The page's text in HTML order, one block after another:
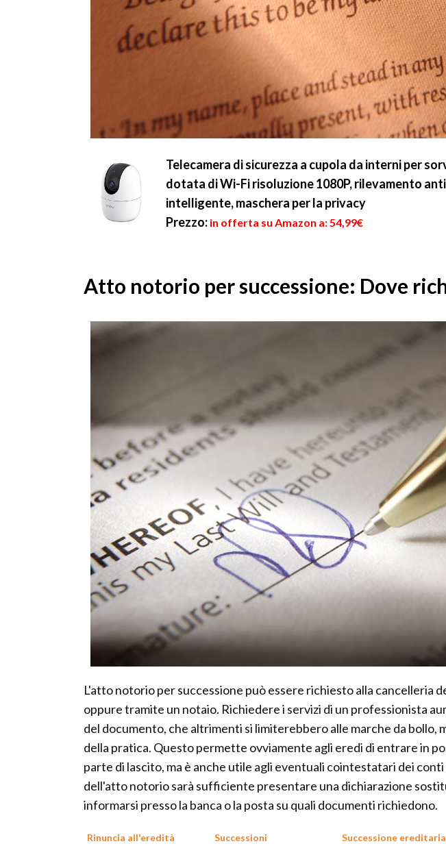
Telecamera di sicurezza a cupola da interni per
dotata di Wi-Fi risoluzione 1080P, rilevamento
intelligente, maschera per la privacy
Prezzo: in offerta su Amazon a: 54,99€
Atto notorio per successione: Dove
L'atto notorio per successione può essere richiesto alla cancelleria
oppure tramite un notaio. Richiedere i servizi di un professionista
del documento, che altrimenti si limiterebbero alle marche da bollo,
della pratica. Questo permette ovviamente agli eredi di entrare in
parte di lascito, ma è anche utile agli eventuali cointestatari dei
dell'atto notorio sarà sufficiente presentare una dichiarazione
informarsi presso la banca o la posta su quali documenti richiedono.
Rinuncia all'eredità Successioni Successione ereditaria